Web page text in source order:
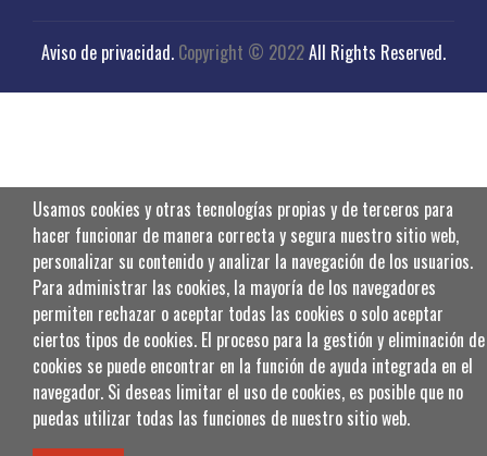
Aviso de privacidad. Copyright © 2022All Rights Reserved.
Usamos cookies y otras tecnologías propias y de terceros para
hacer funcionar de manera correcta y segura nuestro sitio web,
personalizar su contenido y analizar la navegación de los usuarios.
Para administrar las cookies, la mayoría de los navegadores
permiten rechazar o aceptar todas las cookies o solo aceptar
ciertos tipos de cookies. El proceso para la gestión y eliminación de
cookies se puede encontrar en la función de ayuda integrada en el
navegador. Si deseas limitar el uso de cookies, es posible que no
puedas utilizar todas las funciones de nuestro sitio web.